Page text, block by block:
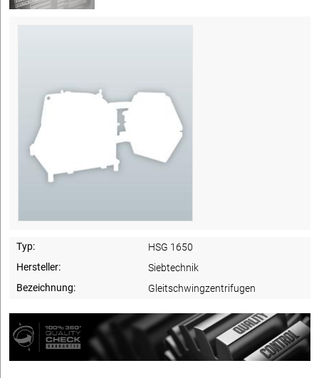
Typ:
HSG 1650
Hersteller:
Siebtechnik
Bezeichnung:
Gleitschwingzentrifugen